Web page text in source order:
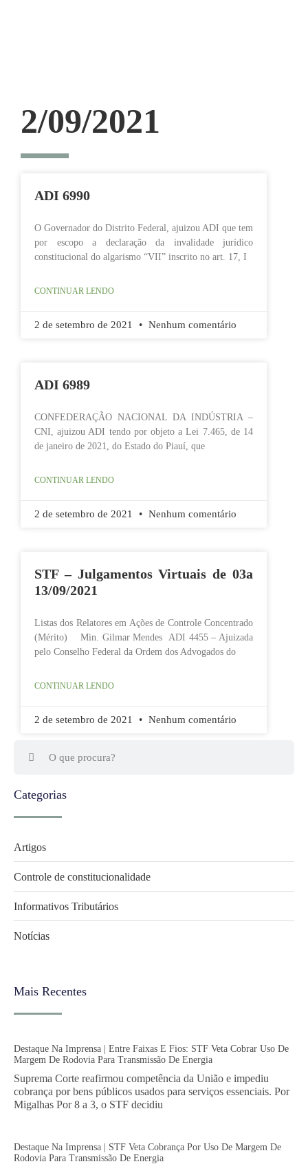
2/09/2021
ADI 6990
O Governador do Distrito Federal, ajuizou ADI que tem
por escopo a declaração da invalidade jurídico
constitucional do algarismo “VII” inscrito no art. 17, I
CONTINUAR LENDO
2 de setembro de 2021 Nenhum comentário
ADI 6989
CONFEDERAÇÃO NACIONAL DA INDÚSTRIA –
CNI, ajuizou ADI tendo por objeto a Lei 7.465, de 14
de janeiro de 2021, do Estado do Piauí, que
CONTINUAR LENDO
2 de setembro de 2021 Nenhum comentário
STF – Julgamentos Virtuais de 03a
13/09/2021
Listas dos Relatores em Ações de Controle Concentrado
(Mérito) Min. Gilmar Mendes ADI 4455 – Ajuizada
pelo Conselho Federal da Ordem dos Advogados do
CONTINUAR LENDO
2 de setembro de 2021 Nenhum comentário
Categorias
Artigos
Controle de constitucionalidade
Informativos Tributários
Notícias
Mais Recentes
Destaque Na Imprensa | Entre Faixas E Fios: STF Veta Cobrar Uso De
Margem De Rodovia Para Transmissão De Energia
Suprema Corte reafirmou competência da União e impediu
cobrança por bens públicos usados para serviços essenciais. Por
Migalhas Por 8 a 3, o STF decidiu
Destaque Na Imprensa | STF Veta Cobrança Por Uso De Margem De
Rodovia Para Transmissão De Energia